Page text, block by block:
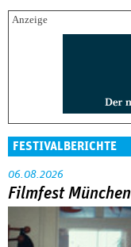
FESTIVALBERICHTE
06.08.2026
Filmfest